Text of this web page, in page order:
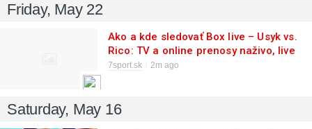
Friday, May 22
Ako a kde sledovať Box live – Usyk vs.
Rico: TV a online prenosy naživo, live
stream na mobile!
7sport.sk 2m ago
Saturday, May 16